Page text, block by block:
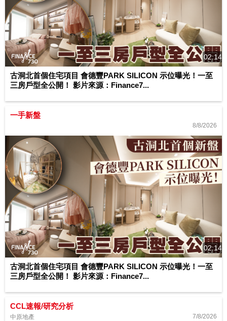
02:14
古洞北首個住宅項目 會德豐PARK SILICON 示位曝光！一至
三房戶型全公開！ 影片來源：Finance7...
一手新盤
8/8/2026
02:14
古洞北首個住宅項目 會德豐PARK SILICON 示位曝光！一至
三房戶型全公開！ 影片來源：Finance7...
CCL速報/研究分析
中原地產 7/8/2026